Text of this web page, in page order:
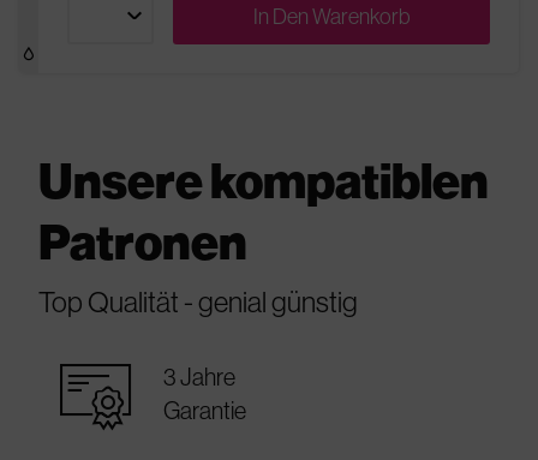
In DenWarenkorb
Unsere kompatiblen
Patronen
Top Qualität - genial günstig
warranty_certificate
3 Jahre
Garantie